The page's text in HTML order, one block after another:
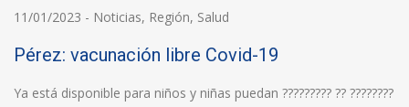
11/01/2023 - Noticias, Región, Salud
Pérez: vacunación libre Covid-19
Ya está disponible para niños y niñas puedan ????????? ?? ????????